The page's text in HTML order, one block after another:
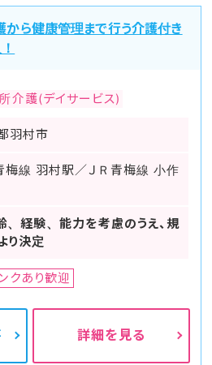
から健康管理まで行う介護付き
介護(デイサービス)
羽村市
梅線 羽村駅／ＪＲ青梅線 小作
、経験、能力を考慮のうえ、規
り決定
クあり歓迎
詳細を見る